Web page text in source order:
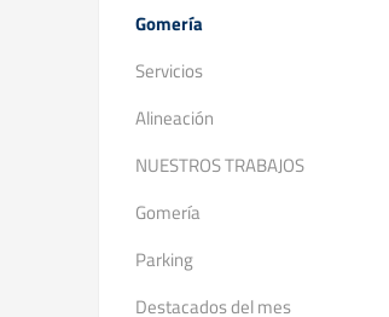
Gomería
Servicios
Alineación
NUESTROS TRABAJOS
Gomería
Parking
Destacados del mes